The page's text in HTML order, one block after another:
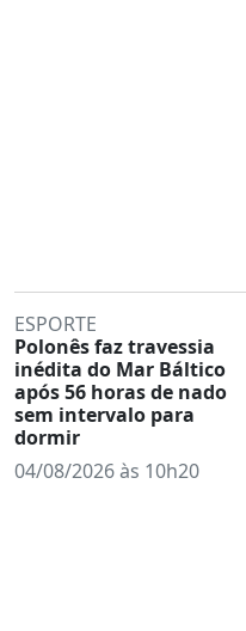
ESPORTE
Polonês faz travessia
inédita do Mar Báltico
após 56 horas de nado
sem intervalo para
dormir
04/08/2026 às 10h20